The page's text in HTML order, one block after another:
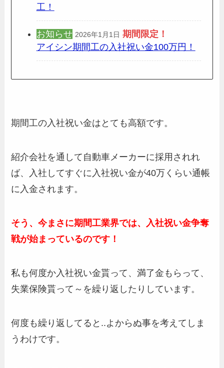
工！
お知らせ 2026年1月1日 期間限定 ！
アイシン期間工の入社祝い金100万円！
期間工の入社祝い金はとても高額です。
紹介会社を通して自動車メーカーに採用されれ
ば、入社してすぐに入社祝い金が40万くらい通帳
に入金されます。
そう、今まさに期間工業界では、入社祝い金争奪
戦が始まっているのです！
私も何度か入社祝い金貰って、満了金もらって、
失業保険貰って～を繰り返したりしています。
何度も繰り返してると..よからぬ事を考えてしま
うわけです。